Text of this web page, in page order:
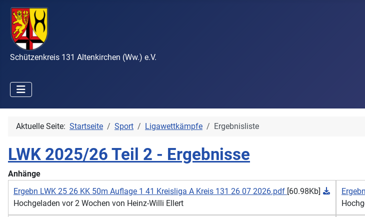
Schützenkreis 131 Altenkirchen (Ww.) e.V.
Aktuelle Seite: Startseite Sport Ligawettkämpfe Ergebnisliste
LWK 2025/26 Teil 2 - Ergebnisse
Anhänge
Ergebn LWK 25 26 KK 50m Auflage 1 41 Kreisliga A Kreis 131 26 07 2026.pdf [60.98Kb]
Hochgeladen vor 2 Wochen von Heinz-Willi Ellert